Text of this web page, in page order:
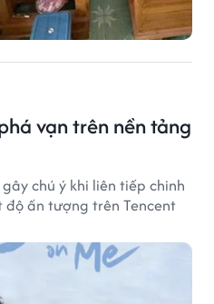
vạn trên nền tảng
chú ý khi liên tiếp chinh
ấn tượng trên Tencent